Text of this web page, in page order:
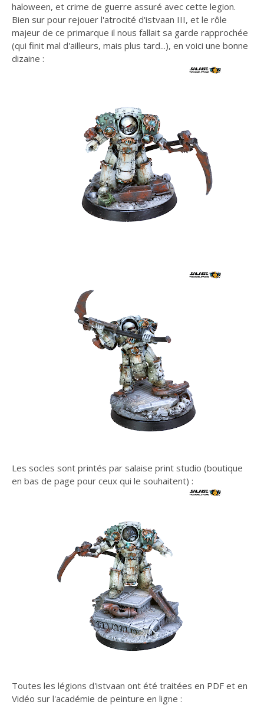
haloween, et crime de guerre assuré avec cette legion.
Bien sur pour rejouer l'atrocité d'istvaan III, et le rôle
majeur de ce primarque il nous fallait sa garde rapprochée
(qui finit mal d'ailleurs, mais plus tard...), en voici une bonne
dizaine :
Les socles sont printés par salaise print studio (boutique
en bas de page pour ceux qui le souhaitent) :
Toutes les légions d'istvaan ont été traitées en PDF et en
Vidéo sur l'académie de peinture en ligne :